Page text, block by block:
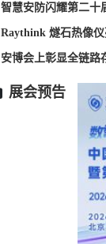
智慧安防闪耀第二十
Raythink 燧石热像
安博会上彰显全链路
展会预告